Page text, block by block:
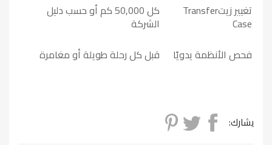
تغيير زيتTransfer
Case
كل 50,000 كم أو حسب دليل
الشركة
فحص الأنظمة يدويًا
قبل كل رحلة طويلة أو مغامرة
يشارك: